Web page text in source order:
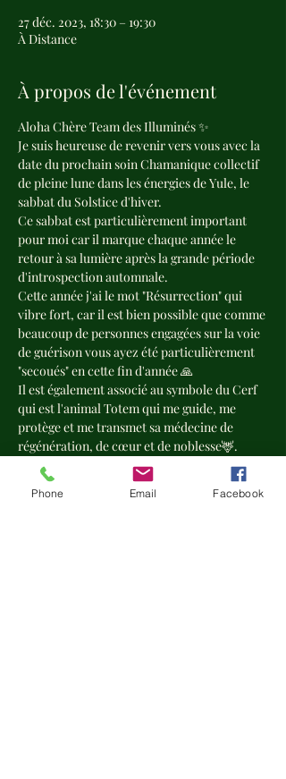
27 déc. 2023, 18:30 – 19:30
À Distance
À propos de l'événement
Aloha Chère Team des Illuminés ✨
Je suis heureuse de revenir vers vous avec la
date du prochain soin Chamanique collectif
de pleine lune dans les énergies de Yule, le
sabbat du Solstice d'hiver.
Ce sabbat est particulièrement important
pour moi car il marque chaque année le
retour à sa lumière après la grande période
d'introspection automnale.
Cette année j'ai le mot "Résurrection" qui
vibre fort, car il est bien possible que comme
beaucoup de personnes engagées sur la voie
de guérison vous ayez été particulièrement
"secoués" en cette fin d'année 🙏
Il est également associé au symbole du Cerf
qui est l'animal Totem qui me guide, me
protège et me transmet sa médecine de
régénération, de cœur et de noblesse🦌.
Ce soin promet donc une véritable
Renaissance, un retour en puissance à notre
Lumière Intérieure et un grand nettoyage
Phone Email Facebook